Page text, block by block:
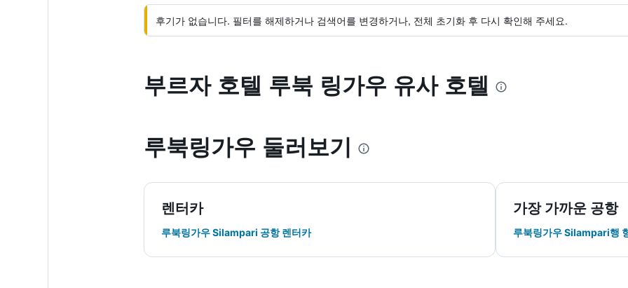
후기가 없습니다. 필터를 해제하거나 검색어를 변경하거나, 전체 초기화 후 다시 확인해 주세요.
부르자 호텔 루북 링가우 유사 호텔
루북링가우 둘러보기
렌터카
루북링가우 Silampari 공항 렌터카
가장 가까운 공항
루북링가우 Silampari행